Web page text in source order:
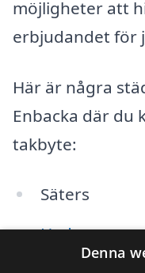
möjligheter att
erbjudandet för
Här är några
Enbacka där du
takbyte:
Säters
Hedemora
Denna